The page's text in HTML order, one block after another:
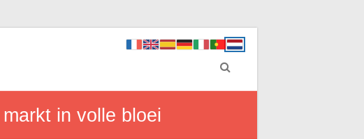
in volle bloei